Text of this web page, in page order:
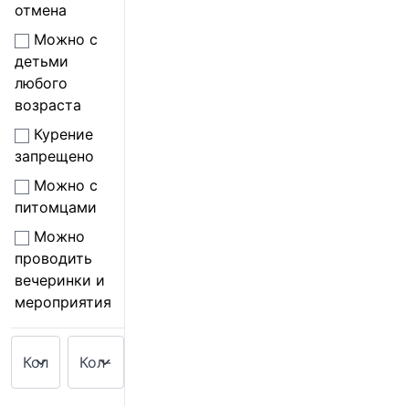
отмена
Можно с
детьми
любого
возраста
Курение
запрещено
Можно с
питомцами
Можно
проводить
вечеринки и
мероприятия